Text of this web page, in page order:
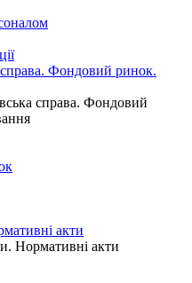
Фондовий ринок.
справа. Фондовий
акти
Нормативні акти